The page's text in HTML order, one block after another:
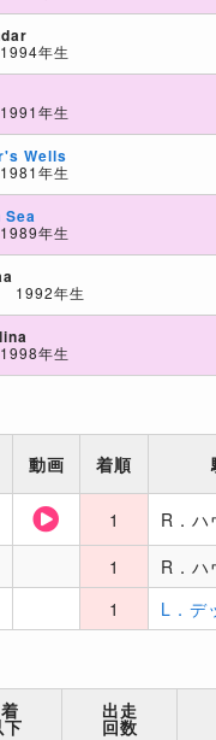
年生
年生
Wells
年生
Sea
年生
1992年生
年生
動画 着順
1
R．ハ
1
R．ハ
1 L．デ
下
出走
回数